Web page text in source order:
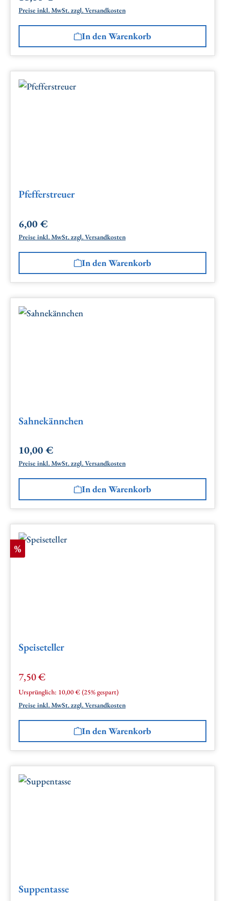
Preise inkl. MwSt. zzgl. Versandkosten
In den Warenkorb
Pfefferstreuer
Regulärer Preis:
6,00 €
Preise inkl. MwSt. zzgl. Versandkosten
In den Warenkorb
Sahnekännchen
Regulärer Preis:
10,00 €
Preise inkl. MwSt. zzgl. Versandkosten
In den Warenkorb
Rabatt
%
Speiseteller
Verkaufspreis:
7,50 €
Ursprünglich: Regulärer Preis:
10,00 €(25% gespart)
Preise inkl. MwSt. zzgl. Versandkosten
In den Warenkorb
Suppentasse